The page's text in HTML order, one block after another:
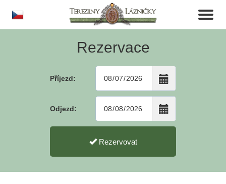
Toggle
Rezervace
Příjezd:
Odjezd:
Rezervovat